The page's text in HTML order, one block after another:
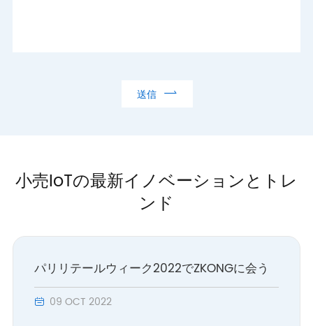
送信 
小売IoTの最新イノベーションとトレ
ンド
パリリテールウィーク2022でZKONGに会う
 09 OCT 2022